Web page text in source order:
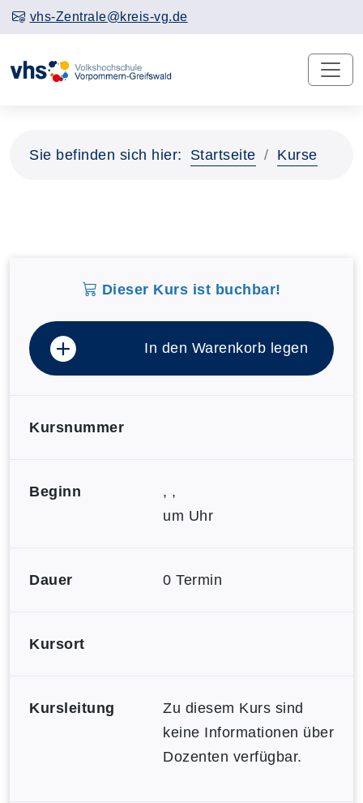
vhs-Zentrale@kreis-vg.de
Sie befinden sich hier: Startseite Kurse
Dieser Kurs ist buchbar!
In den Warenkorb legen
Kursnummer
Beginn
, ,
um Uhr
Dauer 0 Termin
Kursort
Kursleitung
Zu diesem Kurs sind
keine Informationen über
Dozenten verfügbar.